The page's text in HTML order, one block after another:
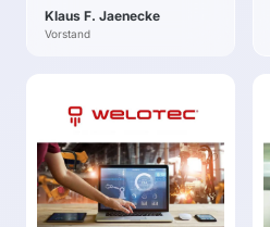
Klaus F. Jaenecke
Vorstand
ZIELE
Eine systematische
Fokussierung einer